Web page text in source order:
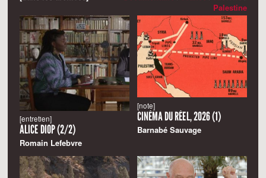
Palestine
[entretien]
ALICE DIOP (2/2)
Romain Lefebvre
[note]
CINÉMA DU RÉEL, 2026 (1)
Barnabé Sauvage